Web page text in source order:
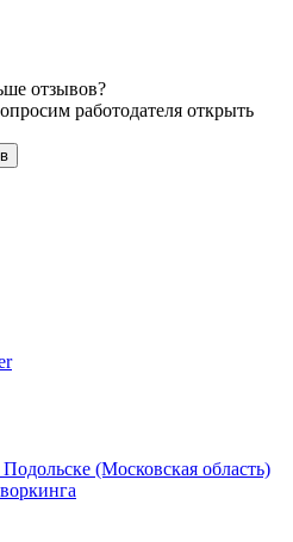
отзывов?
работодателя открыть
(Московская область)